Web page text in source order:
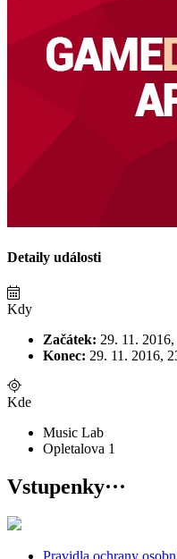
Detaily události
Kdy
Začátek: 29. 11.
Konec: 29. 11. 2016,
Kde
Music Lab
Opletalova 1
Vstupenky···